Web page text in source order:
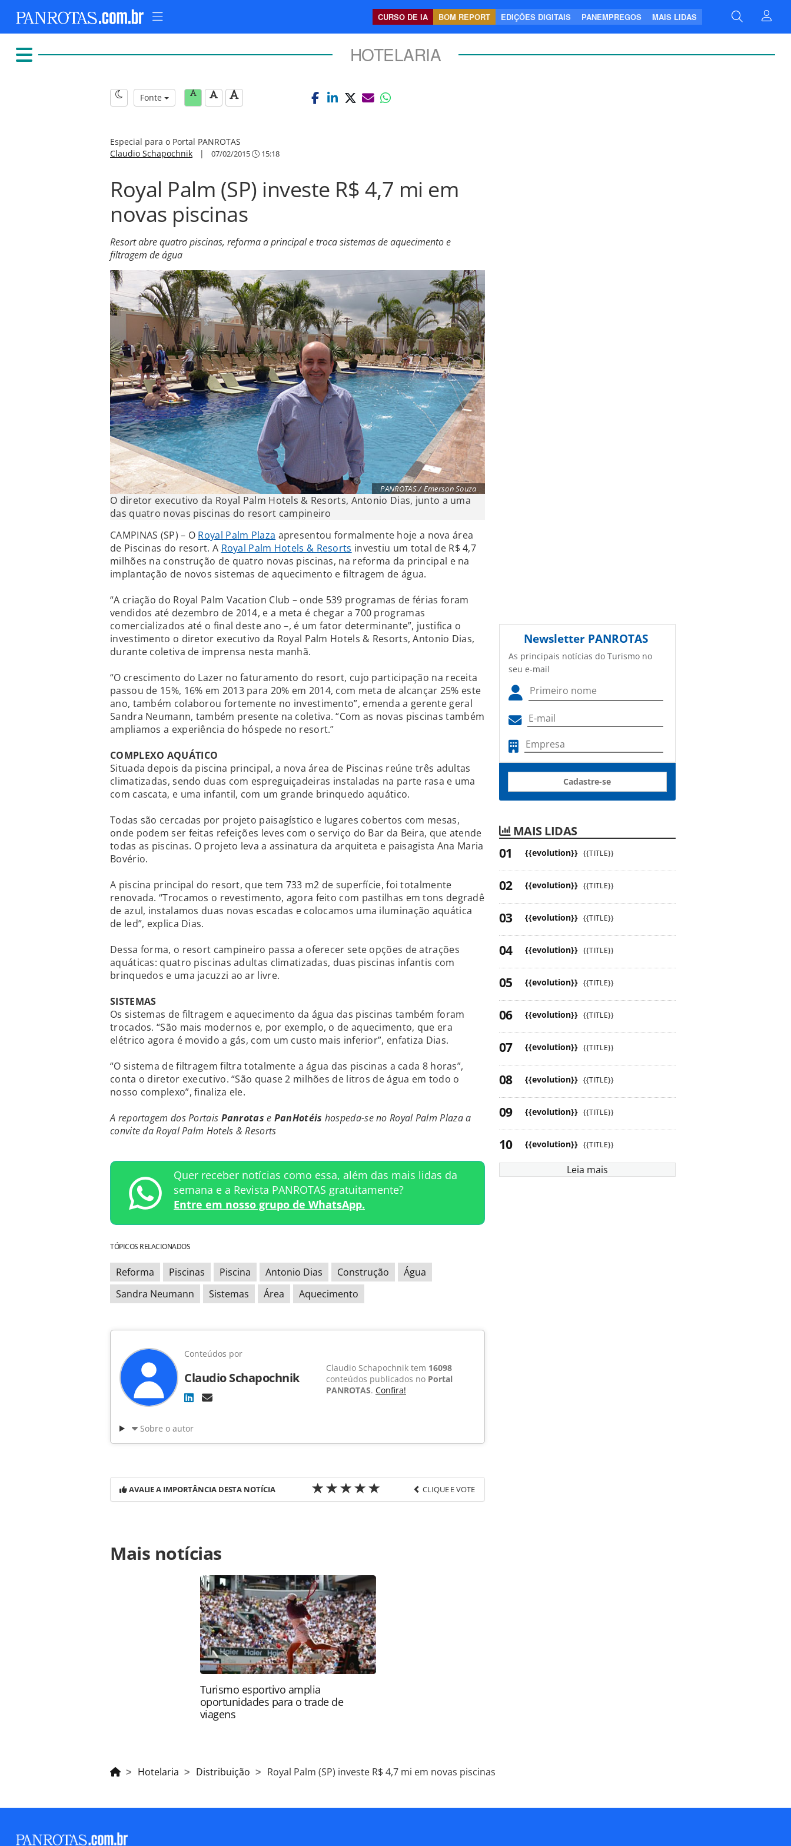
CURSO DE IA BOM REPORT EDIÇÕES DIGITAIS PANEMPREGOS MAIS LIDAS
HOTELARIA
Fonte
Especial para o Portal PANROTAS
Claudio Schapochnik | 07/02/2015 15:18
Royal Palm (SP) investe R$ 4,7 mi em
novas piscinas
Resort abre quatro piscinas, reforma a principal e troca sistemas de aquecimento e
filtragem de água
PANROTAS / Emerson Souza
O diretor executivo da Royal Palm Hotels & Resorts, Antonio Dias, junto a uma
das quatro novas piscinas do resort campineiro
CAMPINAS (SP) – O Royal Palm Plaza apresentou formalmente hoje a nova área
de Piscinas do resort. A Royal Palm Hotels & Resorts investiu um total de R$ 4,7
milhões na construção de quatro novas piscinas, na reforma da principal e na
implantação de novos sistemas de aquecimento e filtragem de água.
“A criação do Royal Palm Vacation Club – onde 539 programas de férias foram
vendidos até dezembro de 2014, e a meta é chegar a 700 programas
comercializados até o final deste ano –, é um fator determinante”, justifica o
investimento o diretor executivo da Royal Palm Hotels & Resorts, Antonio Dias,
durante coletiva de imprensa nesta manhã.
“O crescimento do Lazer no faturamento do resort, cujo participação na receita
passou de 15%, 16% em 2013 para 20% em 2014, com meta de alcançar 25% este
ano, também colaborou fortemente no investimento”, emenda a gerente geral
Sandra Neumann, também presente na coletiva. “Com as novas piscinas também
ampliamos a experiência do hóspede no resort.”
COMPLEXO AQUÁTICO
Situada depois da piscina principal, a nova área de Piscinas reúne três adultas
climatizadas, sendo duas com espreguiçadeiras instaladas na parte rasa e uma
com cascata, e uma infantil, com um grande brinquedo aquático.
Todas são cercadas por projeto paisagístico e lugares cobertos com mesas,
onde podem ser feitas refeições leves com o serviço do Bar da Beira, que atende
todas as piscinas. O projeto leva a assinatura da arquiteta e paisagista Ana Maria
Bovério.
A piscina principal do resort, que tem 733 m2 de superfície, foi totalmente
renovada. “Trocamos o revestimento, agora feito com pastilhas em tons degradê
de azul, instalamos duas novas escadas e colocamos uma iluminação aquática
de led”, explica Dias.
Dessa forma, o resort campineiro passa a oferecer sete opções de atrações
aquáticas: quatro piscinas adultas climatizadas, duas piscinas infantis com
brinquedos e uma jacuzzi ao ar livre.
SISTEMAS
Os sistemas de filtragem e aquecimento da água das piscinas também foram
trocados. “São mais modernos e, por exemplo, o de aquecimento, que era
elétrico agora é movido a gás, com um custo mais inferior”, enfatiza Dias.
“O sistema de filtragem filtra totalmente a água das piscinas a cada 8 horas”,
conta o diretor executivo. “São quase 2 milhões de litros de água em todo o
nosso complexo”, finaliza ele.
A reportagem dos Portais Panrotas e PanHotéis hospeda-se no Royal Palm Plaza a
convite da Royal Palm Hotels & Resorts
Quer receber notícias como essa, além das mais lidas da
semana e a Revista PANROTAS gratuitamente?
Entre em nosso grupo de WhatsApp.
TÓPICOS RELACIONADOS
Reforma Piscinas Piscina Antonio Dias Construção
Água
Sandra Neumann
Sistemas Área Aquecimento
Conteúdos por
Claudio Schapochnik
Claudio Schapochnik tem 16098
conteúdos publicados no Portal
PANROTAS. Confira!
Sobre o autor
AVALIE A IMPORTÂNCIA DESTA NOTÍCIA CLIQUE E VOTE
https://www.panrotas.com.br/noticia-turismo/hotelaria/2015/02/royal-palm-sp-investe-
r-47-mi-em-novas-piscinas_110332.html ou as ferramentas oferecidas na página. Todo o
conteúdo produzido pela PANROTAS Editora é protegido pela legislação brasileira sobre
direito autoral. Não reproduza o conteúdo sem autorização da PANROTAS Editora
(copyright@panrotas.com.br).
Mais notícias
Turismo esportivo amplia
oportunidades para o trade de
viagens
Newsletter PANROTAS
As principais notícias do Turismo no
seu e-mail
Cadastre-se
MAIS LIDAS
{{evolution}} {{TITLE}}
{{evolution}} {{TITLE}}
{{evolution}} {{TITLE}}
{{evolution}} {{TITLE}}
{{evolution}} {{TITLE}}
{{evolution}} {{TITLE}}
{{evolution}} {{TITLE}}
{{evolution}} {{TITLE}}
{{evolution}} {{TITLE}}
{{evolution}} {{TITLE}}
Leia mais
Hotelaria Distribuição Royal Palm (SP) investe R$ 4,7 mi em novas piscinas